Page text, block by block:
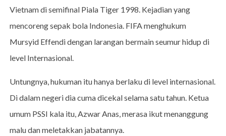
Vietnam di semifinal Piala Tiger 1998. Kejadian yang
mencoreng sepak bola Indonesia. FIFA menghukum
Mursyid Effendi dengan larangan bermain seumur hidup di
level Internasional.
Untungnya, hukuman itu hanya berlaku di level internasional.
Di dalam negeri dia cuma dicekal selama satu tahun. Ketua
umum PSSI kala itu, Azwar Anas, merasa ikut menanggung
malu dan meletakkan jabatannya.